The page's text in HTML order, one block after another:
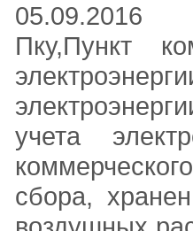
05.09.2016
Пку,Пункт
учета
сбора,